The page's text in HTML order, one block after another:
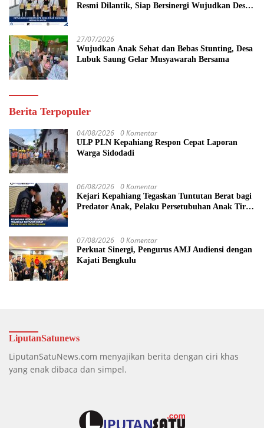
Resmi Dilantik, Siap Bersinergi Wujudkan Desa
27/07/2026
Wujudkan Anak Sehat dan Bebas Stunting, Desa
Lubuk Saung Gelar Musyawarah Bersama
Berita Terpopuler
04/08/2026 0 Komentar
ULP PLN Kepahiang Respon Cepat Laporan
Warga Sidodadi
06/08/2026 0 Komentar
Kejari Kepahiang Tegaskan Tuntutan Berat bagi
Predator Anak, Pelaku Persetubuhan Anak Tiri
07/08/2026 0 Komentar
Perkuat Sinergi, Pengurus AMJ Audiensi dengan
Kajati Bengkulu
LiputanSatunews
LiputanSatuNews.com menyajikan berita dengan ciri khas
yang enak dibaca dan simpel.